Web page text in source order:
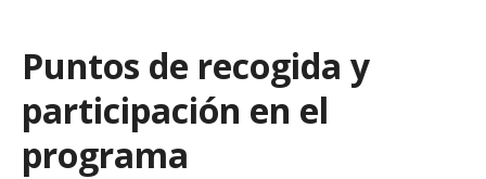
Puntos de recogida y
participación en el
programa